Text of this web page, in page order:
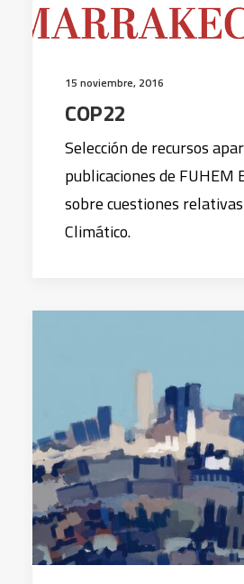
15 noviembre, 2016
COP22
Selección de recursos
publicaciones de FUHEM
sobre cuestiones
Climático.